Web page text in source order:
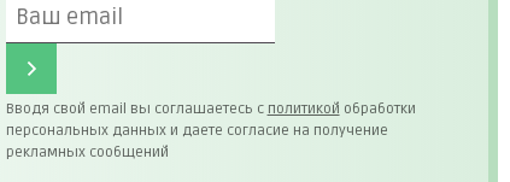
Вводя свой email вы соглашаетесь с политикой обработки
персональных данных и даете согласие на получение
рекламных сообщений